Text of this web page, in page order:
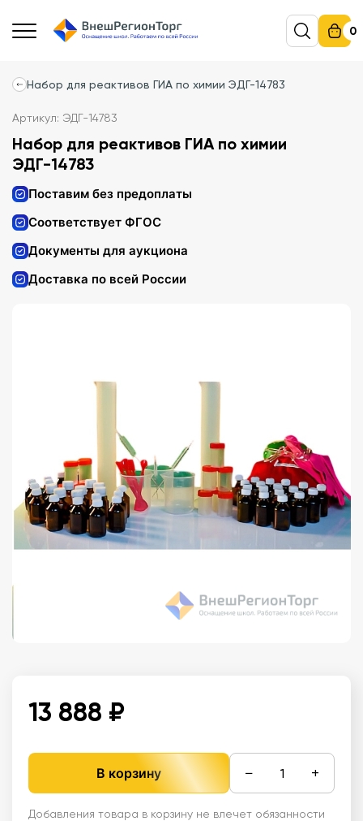
0
Набор для реактивов ГИА по химии ЭДГ-14783
Артикул: ЭДГ-14783
Набор для реактивов ГИА по химии
ЭДГ-14783
Поставим без предоплаты
Соответствует ФГОС
Документы для аукциона
Доставка по всей России
13 888 ₽
В корзину − +
Добавления товара в корзину не влечет обязанности